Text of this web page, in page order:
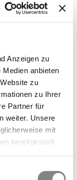
Anzeigen zu
anbieten
zu
zu Ihrer
Partner für
weiter. Unsere
mit
bereitgestellt
nutzen.
&